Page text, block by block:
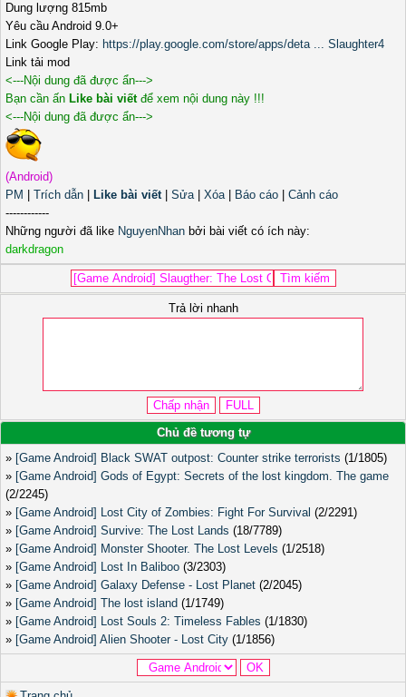
Dung lượng 815mb
Yêu cầu Android 9.0+
Link Google Play: https://play.google.com/store/apps/deta ... Slaughter4
Link tải mod
<---Nội dung đã được ẩn--->
Bạn cần ấn Like bài viếtđể xem nội dung này !!!
<---Nội dung đã được ẩn--->
(Android)
PM
Trích dẫn Like bài viết| Sửa| Xóa| Báo cáo
Cảnh cáo
------------
Những người đã like NguyenNhan bởi bài viết có ích này:
darkdragon
Trả lời nhanh
Chủ đề tương tự
» [Game Android] Black SWAT outpost: Counter strike terrorists (1/1805)
» [Game Android] Gods of Egypt: Secrets of the lost kingdom. The game
(2/2245)
» [Game Android] Lost City of Zombies: Fight For Survival (2/2291)
» [Game Android] Survive: The Lost Lands (18/7789)
» [Game Android] Monster Shooter. The Lost Levels (1/2518)
» [Game Android] Lost In Baliboo (3/2303)
» [Game Android] Galaxy Defense - Lost Planet (2/2045)
» [Game Android] The lost island (1/1749)
» [Game Android] Lost Souls 2: Timeless Fables (1/1830)
» [Game Android] Alien Shooter - Lost City (1/1856)